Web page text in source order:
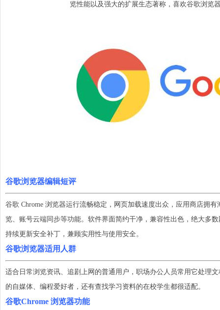
览性能以及强大的扩展生态著称，喜欢谷歌浏览
谷歌浏 览器编辑短评
谷歌 Chrome 浏览器运行流畅稳定，网页加载速度出众，应用商店拥
览、账号云端同步等功能。软件界面简约干净，兼容性出色，绝大多
持续更新安全补丁，兼顾实用性与使用安全。
谷歌浏 览器适用人群
适合日常浏览资讯、追剧上网的普通用户，职场办公人员常用它处理
的自媒体、编程爱好者，还有查找学习资料的在校学生都很适配。
谷歌Chrome 浏览器功能